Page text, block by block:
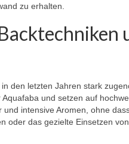
zu erhalten.
in den letzten Jahren stark
und setzen auf
intensive Aromen, ohne
oder das gezielte Einsetzen